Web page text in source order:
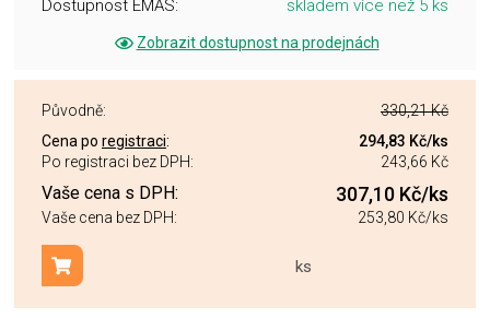
Dostupnost EMAS: skladem více než 5 ks
Zobrazit dostupnost na prodejnách
Původně:
330,21 Kč
Cena po registraci: 294,83 Kč/ks
Po registraci bez DPH:
243,66 Kč
Vaše cena s DPH: 307,10 Kč/ks
Vaše cena bez DPH: 253,80 Kč/ks
ks
Přidat do košíku